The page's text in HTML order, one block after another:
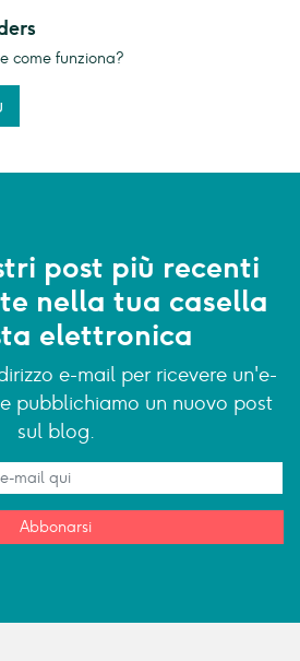
come funziona?
post più recenti
nella tua casella
elettronica
e-mail per ricevere un'e-
pubblichiamo un nuovo post
sul blog.
Abbonarsi